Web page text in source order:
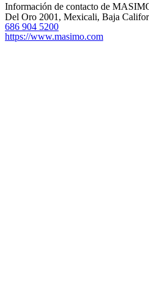
Información de contacto de
Del Oro 2001, Mexicali, Baja
686 904 5200
https://www.masimo.com